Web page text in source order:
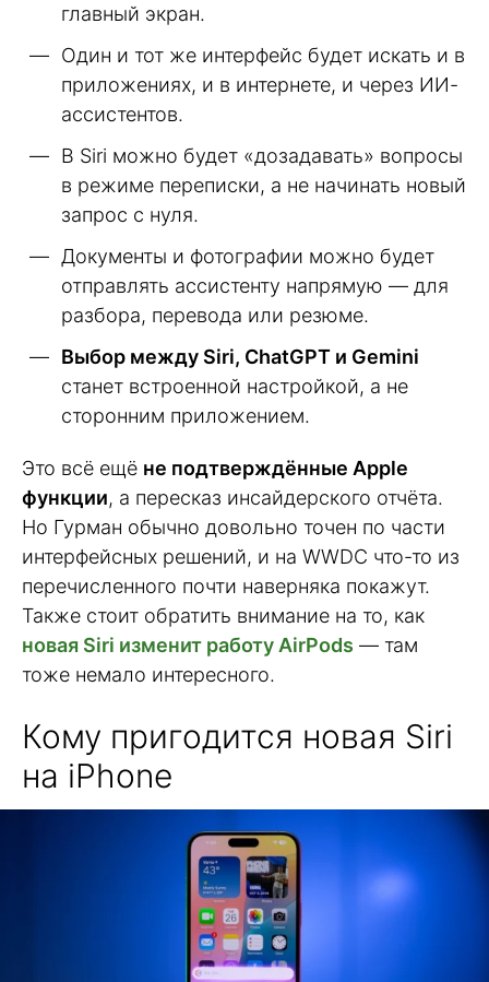
главный экран.
Один и тот же интерфейс будет искать и в
приложениях, и в интернете, и через ИИ-
ассистентов.
В Siri можно будет «дозадавать» вопросы
в режиме переписки, а не начинать новый
запрос с нуля.
Документы и фотографии можно будет
отправлять ассистенту напрямую — для
разбора, перевода или резюме.
Выбор между Siri, ChatGPT и Gemini
станет встроенной настройкой, а не
сторонним приложением.
Это всё ещё не подтверждённые Apple
функции, а пересказ инсайдерского отчёта.
Но Гурман обычно довольно точен по части
интерфейсных решений, и на WWDC что-то из
перечисленного почти наверняка покажут.
Также стоит обратить внимание на то, как
новая Siri изменит работу AirPods — там
тоже немало интересного.
Кому пригодится новая Siri
на iPhone